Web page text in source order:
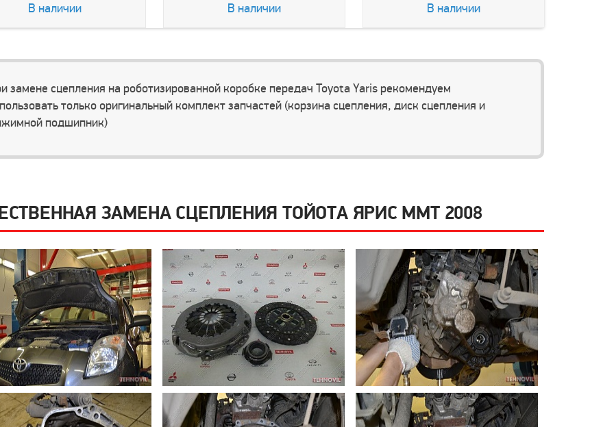
В наличии В наличии В наличии
замене сцепления на роботизированной коробке передач Toyota Yaris рекомендуем
только оригинальный комплект запчастей (корзина сцепления, диск сцепления и
подшипник)
ЗАМЕНА СЦЕПЛЕНИЯ ТОЙОТА ЯРИС MMT 2008